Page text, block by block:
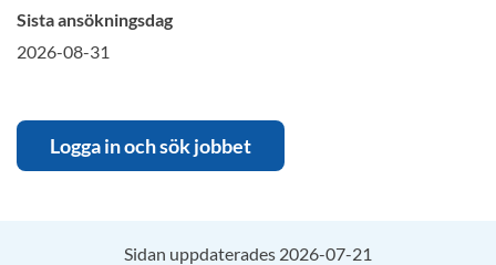
Sista ansökningsdag
2026-08-31
Logga in och sök jobbet
Sidan uppdaterades 2026-07-21